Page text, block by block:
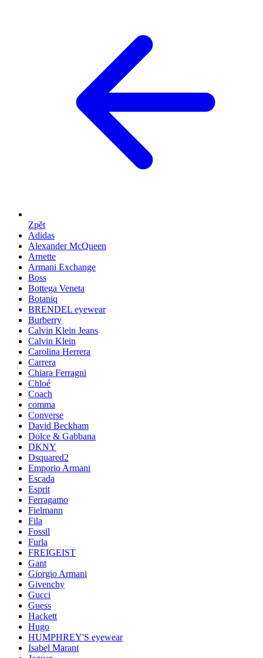
Zpět
Adidas
Alexander McQueen
Arnette
Armani Exchange
Boss
Bottega Veneta
Botaniq
BRENDEL eyewear
Burberry
Calvin Klein Jeans
Calvin Klein
Carolina Herrera
Carrera
Chiara Ferragni
Chloé
Coach
comma
Converse
David Beckham
Dolce & Gabbana
DKNY
Dsquared2
Emporio Armani
Escada
Esprit
Ferragamo
Fielmann
Fila
Fossil
Furla
FREIGEIST
Gant
Giorgio Armani
Givenchy
Gucci
Guess
Hackett
Hugo
HUMPHREY'S eyewear
Isabel Marant